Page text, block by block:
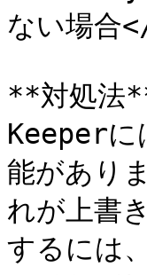
ない場合
**対処法
Keeperに
能があり
れが上書
するには